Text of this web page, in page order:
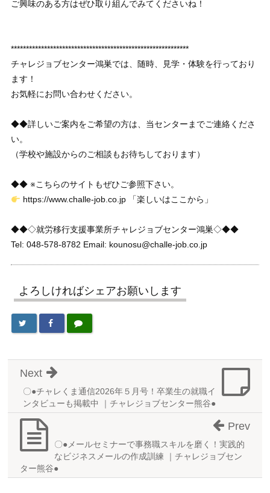
ご興味のある方はぜひ取り組んでみてくださいね！
***********************************************************
チャレジョブセンター鴻巣では、随時、見学・体験を行っており
ます！
お気軽にお問い合わせください。
◆◆詳しいご案内をご希望の方は、当センターまでご連絡くださ
い。
（学校や施設からのご相談もお待ちしております）
◆◆ ※こちらのサイトもぜひご参照下さい。
https://www.challe-job.co.jp 「楽しいはここから」
◆◆◇就労移行支援事業所チャレジョブセンター鴻巣◇◆◆
Tel: 048-578-8782 Email: kounosu@challe-job.co.jp
よろしければシェアお願いします
〇●チャレくま通信2026年５月号！卒業生の就職イ
ンタビューも掲載中 ｜チャレジョブセンター熊谷●
Next
〇●メールセミナーで事務職スキルを磨く！実践的
なビジネスメールの作成訓練 ｜チャレジョブセン
ター熊谷●
Prev